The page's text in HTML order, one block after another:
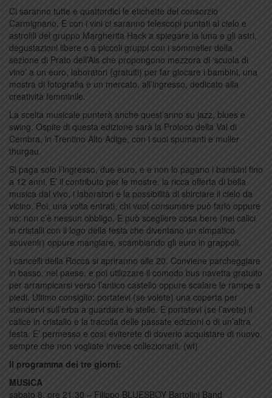
Ci saranno tutte e quattordici le etichette del consorzio
Carmignano. E con i vini ci saranno telescopi puntati al cielo e
astrofili del gruppo Margherita Hack a spiegare la luna e gli astri,
degustazioni libere o a piccoli gruppi con i sommelier della
sezione di Prato dell’Ais che propongono mezzora di ‘scuola di
vino’ a un euro, laboratori (gratuiti) per far giocare i bambini, una
mostra di fotografia e un mercato, all’ingresso, dedicato alla
creatività femminile.
La scelta musicale punterà anche quest’anno su jazz, blues e
swing. Ospite di questa edizione sarà la Proloco della Val di
Cembra, in Trentino Alto Adige, con i suoi spumanti e muller
thurgau.
Si paga solo l’ingresso, due euro, e e non lo pagano i bambini fino
a 12 anni. E’ il contributo per le mostre, la ricca offerta di bella
musica dal vivo, i laboratori e la possibilità di sbirciare il cielo da
vicino. Poi, una volta entrati, chi vuol consumare può farlo oppure
no: non c’è nessun obbligo. E può scegliere cosa bere (nei calici
in cristalli con il logo della festa che diventano un simpatico
souvenir) oppure mangiare, scambiando gli euro in grappoli.
I cancelli della Rocca si apriranno alle 20. Conviene parcheggiare
in basso, nel paese, e poi utilizzare il comodo bus navetta gratuito
per arrampicarsi verso l’antico castello oppure scalare le rampe a
piedi. Ultimo consiglio: portatevi (se volete) una coperta per
stendervi sull’erba a guardare le stelle. E portatevi (se l’avete) il
calice in cristallo e la tracolla delle passate edizioni o di un’altra
festa. E’ permesso e così eviterete di doverlo acquistare di nuovo,
sempre che non vogliate invece collezionarli. (wf)
Il programma dei tre giorni:
MUSICA
sabato 8, ore 21.30 – Filippo BLUESBOY Bartolini Band